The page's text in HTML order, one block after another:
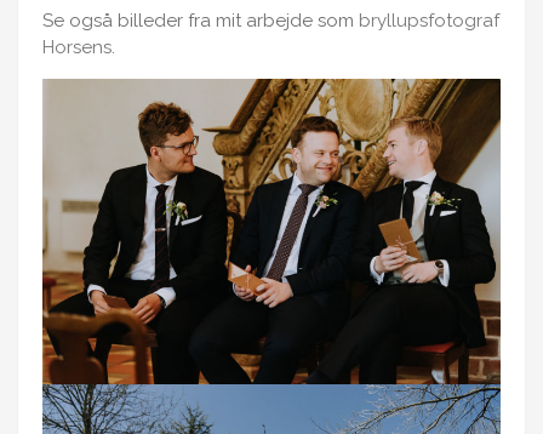
Se også billeder fra mit arbejde som bryllupsfotograf
Horsens.